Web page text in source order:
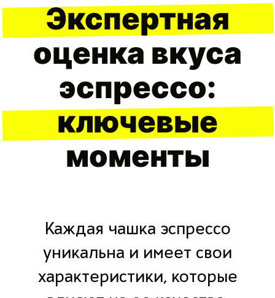
Экспертная
оценка вкуса
эспрессо:
ключевые
моменты
Каждая чашка эспрессо
уникальна и имеет свои
характеристики, которые